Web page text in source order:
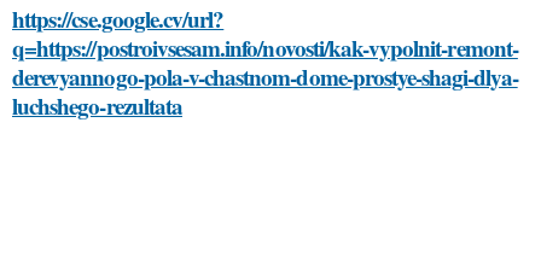
https://cse.google.cv/url?
q=https://postroivsesam.info/novosti/kak-vypolnit-remont-
derevyannogo-pola-v-chastnom-dome-prostye-shagi-dlya-
luchshego-rezultata